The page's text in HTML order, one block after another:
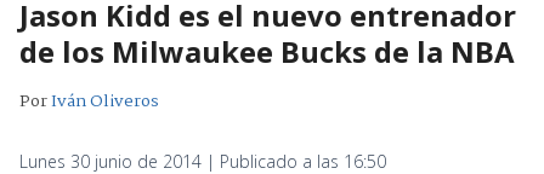
Jason Kidd es el nuevo entrenador
de los Milwaukee Bucks de la NBA
PorIván Oliveros
Lunes 30 junio de 2014 | Publicado a las 16:50